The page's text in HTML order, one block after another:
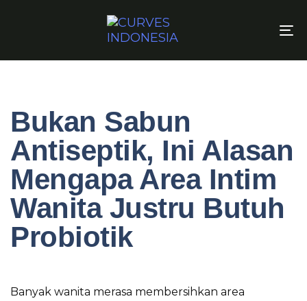
Bukan Sabun
Antiseptik, Ini Alasan
Mengapa Area Intim
Wanita Justru Butuh
Probiotik
Banyak wanita merasa membersihkan area